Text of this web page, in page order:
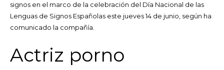
signos en el marco de la celebración del Día Nacional de las
Lenguas de Signos Españolas este jueves 14 de junio, según ha
comunicado la compañía.
Actriz porno